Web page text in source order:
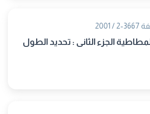
الجزء الثانى : تحديد الطول